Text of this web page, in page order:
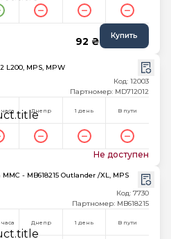
92 ₴ Купить
L200, MPS, MPW
Код: 12003
Партномер: MD712012
Днепр 1 день В пути
Не доступен
- MB618215 Outlander /XL, MPS
Код: 7730
Партномер: MB618215
Днепр 1 день В пути